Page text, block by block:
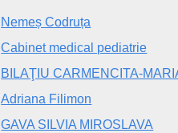
Nemeș Codruța
Cabinet medical pediatrie
BILAŢIU CARMENCITA-
Adriana Filimon
GAVA SILVIA MIROSLAVA